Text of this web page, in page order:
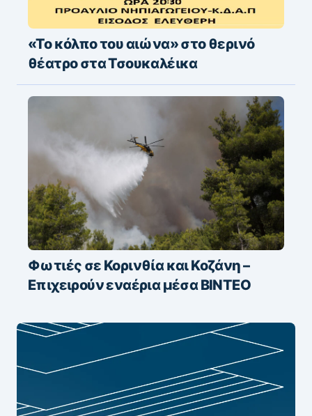
«Το κόλπο του αιώνα» στο θερινό
θέατρο στα Τσουκαλέικα
Φωτιές σε Κορινθία και Κοζάνη –
Επιχειρούν εναέρια μέσα ΒΙΝΤΕΟ